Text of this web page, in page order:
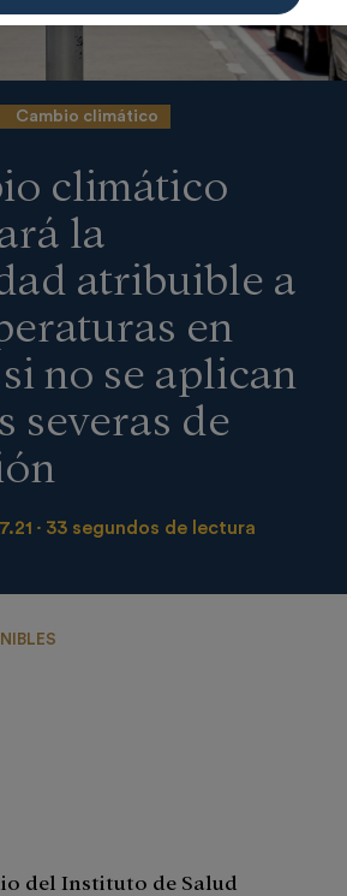
Cambio climático
climático
la
atribuible a
en
no se aplican
severas de
33 segundos de lectura
del Instituto de Salud